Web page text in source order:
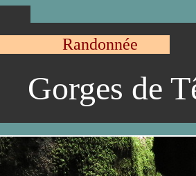
Randonnée
Gorges de